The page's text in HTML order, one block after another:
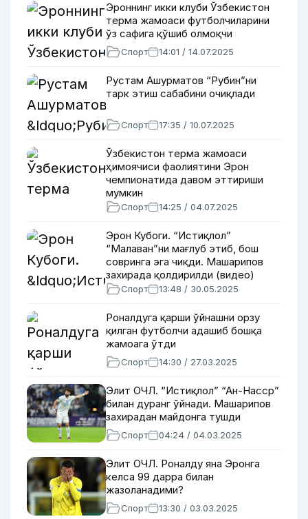
Эроннинг икки клуби Ўзбекистон
терма жамоаси футболчиларини
ўз сафига қўшиб олмоқчи
Спорт 14:01 / 14.07.2025
Рустам Ашурматов “Рубин”ни
тарк этиш сабабини очиқлади
Спорт 17:35 / 10.07.2025
Ўзбекистон терма жамоаси
ҳимоячиси фаолиятини Эрон
чемпионатида давом эттириши
мумкин
Спорт 14:25 / 04.07.2025
Эрон Кубоги. “Истиқлол”
“Малаван”ни мағлуб этиб, бош
совринга эга чиқди. Машарипов
захирада қолдирилди (видео)
Спорт 13:48 / 30.05.2025
Роналдуга қарши ўйнашни орзу
қилган футболчи адашиб бошқа
жамоага ўтди
Спорт 14:30 / 27.03.2025
Элит ОЧЛ. “Истиқлол” “Ан-Насср”
билан дуранг ўйнади. Машарипов
захирадан майдонга тушди
Спорт 04:24 / 04.03.2025
Элит ОЧЛ. Роналду яна Эронга
келса 99 дарра билан
жазоланадими?
Спорт 13:30 / 03.03.2025